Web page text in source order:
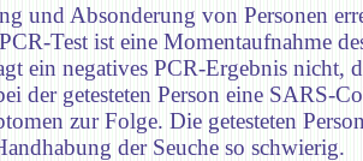
und Absonderung von Personen
Test ist eine Momentaufnahme
ein negatives PCR-Ergebnis nicht,
der getesteten Person eine
zur Folge. Die getesteten
der Seuche so schwierig.